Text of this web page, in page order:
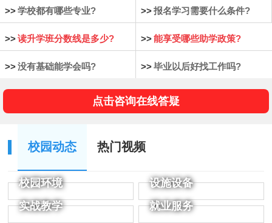
>> 学校都有哪些专业? >> 报名学习需要什么条件?
>> 读升学班分数线是多少? >> 能享受哪些助学政策?
>> 没有基础能学会吗? >> 毕业以后好找工作吗?
点击咨询在线答疑
校园动态 热门视频
校园环境
设施设备
实战教学
就业服务